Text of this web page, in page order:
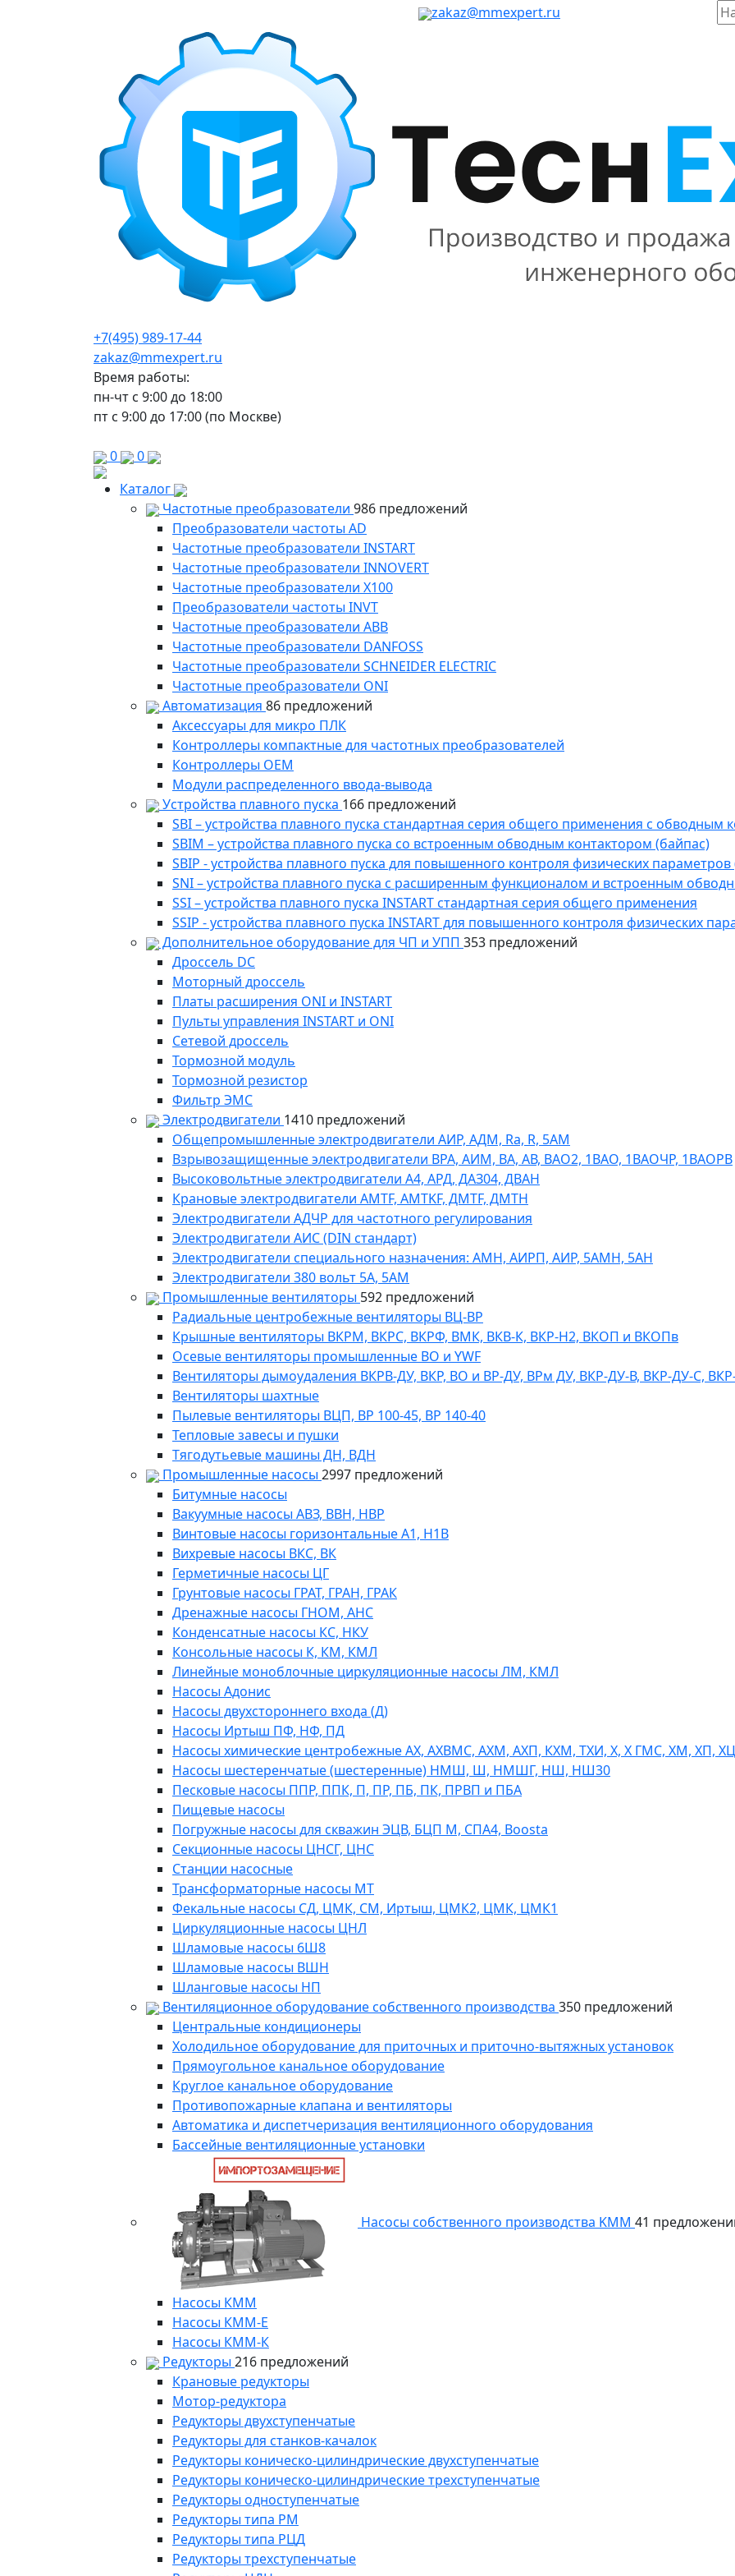
zakaz@mmexpert.ru
+7(495) 989-17-44
zakaz@mmexpert.ru
Время работы:
пн-чт с 9:00 до 18:00
пт с 9:00 до 17:00 (по Москве)
0
0
Каталог
Частотные преобразователи 986 предложений
Преобразователи частоты AD
Частотные преобразователи INSTART
Частотные преобразователи INNOVERT
Частотные преобразователи Х100
Преобразователи частоты INVT
Частотные преобразователи ABB
Частотные преобразователи DANFOSS
Частотные преобразователи SCHNEIDER ELECTRIC
Частотные преобразователи ONI
Автоматизация 86 предложений
Аксессуары для микро ПЛК
Контроллеры компактные для частотных преобразователей
Контроллеры ОЕМ
Модули распределенного ввода-вывода
Устройства плавного пуска 166 предложений
SBI – устройства плавного пуска стандартная серия общего применения с обводным
SBIM – устройства плавного пуска со встроенным обводным контактором (байпас)
SBIP - устройства плавного пуска для повышенного контроля физических
SNI – устройства плавного пуска с расширенным функционалом и встроенным
SSI – устройства плавного пуска INSTART стандартная серия общего применения
SSIP - устройства плавного пуска INSTART для повышенного контроля физических
Дополнительное оборудование для ЧП и УПП 353 предложений
Дроссель DC
Моторный дроссель
Платы расширения ONI и INSTART
Пульты управления INSTART и ONI
Сетевой дроссель
Тормозной модуль
Тормозной резистор
Фильтр ЭМС
Электродвигатели 1410 предложений
Общепромышленные электродвигатели АИР, АДМ, Ra, R, 5AM
Взрывозащищенные электродвигатели ВРА, АИМ, ВА, АВ, ВАO2, 1ВАО, 1ВАОЧР, 1ВАОРВ
Высоковольтные электродвигатели A4, АРД, ДАЗ04, ДВАН
Крановые электродвигатели AMTF, AMTKF, ДMTF, ДМТН
Электродвигатели АДЧР для частотного регулирования
Электродвигатели АИС (DIN стандарт)
Электродвигатели специального назначения: АМН, АИРП, АИР, 5АМН, 5АН
Электродвигатели 380 вольт 5А, 5АМ
Промышленные вентиляторы 592 предложений
Радиальные центробежные вентиляторы ВЦ-ВР
Крышные вентиляторы ВКРМ, ВКРС, ВКРФ, ВМК, ВКВ-К, ВКР-Н2, ВКОП и ВКОПв
Осевые вентиляторы промышленные ВО и YWF
Вентиляторы дымоудаления ВКРВ-ДУ, ВКР, ВО и ВР-ДУ, ВРм ДУ, ВКР-ДУ-В, ВКР-ДУ-С,
Вентиляторы шахтные
Пылевые вентиляторы ВЦП, ВР 100-45, ВР 140-40
Тепловые завесы и пушки
Тягодутьевые машины ДН, ВДН
Промышленные насосы 2997 предложений
Битумные насосы
Вакуумные насосы АВЗ, ВВН, НВР
Винтовые насосы горизонтальные А1, Н1В
Вихревые насосы ВКС, ВК
Герметичные насосы ЦГ
Грунтовые насосы ГРАТ, ГРАН, ГРАК
Дренажные насосы ГНОМ, АНС
Конденсатные насосы КС, НКУ
Консольные насосы К, КМ, КМЛ
Линейные моноблочные циркуляционные насосы ЛМ, КМЛ
Насосы Адонис
Насосы двухстороннего входа (Д)
Насосы Иртыш ПФ, НФ, ПД
Насосы химические центробежные АХ, АХВМС, АХМ, АХП, КХМ, ТХИ, Х, Х ГМС, ХМ, ХП,
Насосы шестеренчатые (шестеренные) НМШ, Ш, НМШГ, НШ, НШ30
Песковые насосы ППР, ППК, П, ПР, ПБ, ПК, ПРВП и ПБА
Пищевые насосы
Погружные насосы для скважин ЭЦВ, БЦП М, СПА4, Boosta
Секционные насосы ЦНСГ, ЦНС
Станции насосные
Трансформаторные насосы МТ
Фекальные насосы СД, ЦМК, СМ, Иртыш, ЦМК2, ЦМК, ЦМК1
Циркуляционные насосы ЦНЛ
Шламовые насосы 6Ш8
Шламовые насосы ВШН
Шланговые насосы НП
Вентиляционное оборудование собственного производства 350 предложений
Центральные кондиционеры
Холодильное оборудование для приточных и приточно-вытяжных установок
Прямоугольное канальное оборудование
Круглое канальное оборудование
Противопожарные клапана и вентиляторы
Автоматика и диспетчеризация вентиляционного оборудования
Бассейные вентиляционные установки
Насосы собственного производства KMM 41
Насосы КММ
Насосы КММ-Е
Насосы КММ-К
Редукторы 216 предложений
Крановые редукторы
Мотор-редуктора
Редукторы двухступенчатые
Редукторы для станков-качалок
Редукторы коническо-цилиндрические двухступенчатые
Редукторы коническо-цилиндрические трехступенчатые
Редукторы одноступенчатые
Редукторы типа РМ
Редукторы типа РЦД
Редукторы трехступенчатые